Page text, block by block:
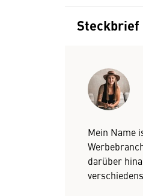
Steckbrief
Mein Name
darüber